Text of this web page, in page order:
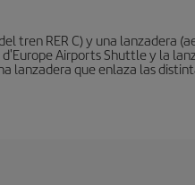
tren RER C) y una lanzadera
d'Europe Airports Shuttle y la
lanzadera que enlaza las